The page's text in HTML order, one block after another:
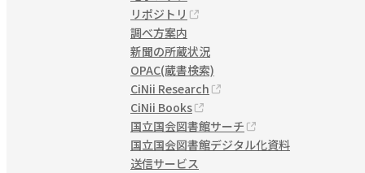
リポジトリ
調べ方案内
新聞の所蔵状況
OPAC(蔵書検索)
CiNii Research
CiNii Books
国立国会図書館サーチ
国立国会図書館デジタル化資料
送信サービス